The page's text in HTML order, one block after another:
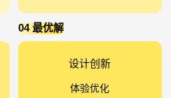
设计创新
体验优化
04 最优解